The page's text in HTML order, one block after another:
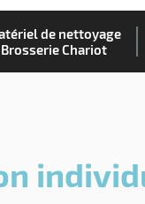
de nettoyage
Brosserie Chariot